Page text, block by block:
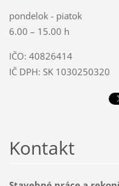
pondelok - piatok
6.00 – 15.00 h
IČO: 40826414
IČ DPH: SK 1030250320
Kontakt